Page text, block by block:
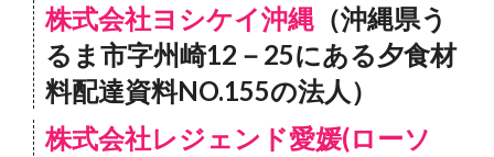
株式会社ヨシケイ沖縄 （沖縄県う
るま市字州崎12－25にある夕食材
料配達資料NO.155の法人）
株式会社レジェンド愛媛(ローソ